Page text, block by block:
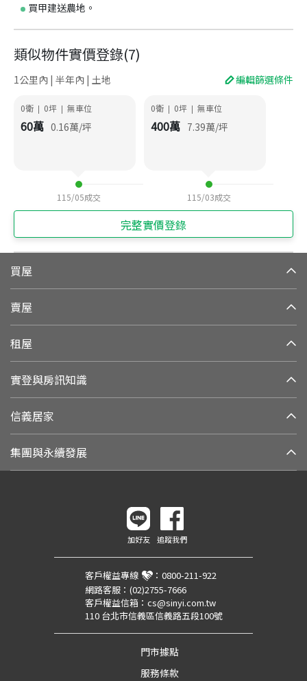
買甲建送農地。
類似物件實價登錄(7)
1公里內 | 半年內 | 土地 編輯篩選條件
0衛 | 0坪 | 無車位
60萬 0.16萬/坪
115/05成交
0衛 | 0坪 | 無車位
400萬 7.39萬/坪
115/03成交
完整實價登錄
買屋
賣屋
租屋
實登與房訊知識
信義居家
集團與永續發展
加好友 追蹤我們
客戶權益專線 ： 0800-211-922
網路客服： (02)2755-7666
客戶權益信箱： cs@sinyi.com.tw
110 台北市信義區信義路五段100號
門市據點
服務條款